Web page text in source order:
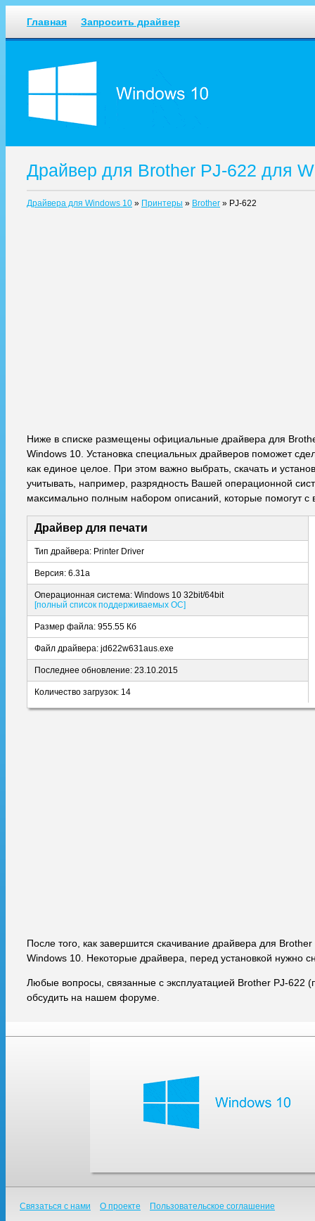
Главная Запросить драйвер
Драйвер для Brother PJ-622 для
Драйвера для Windows 10 » Принтеры » Brother » PJ-622
Ниже в списке размещены официальные драйвера для
Windows 10. Установка специальных драйверов поможет
как единое целое. При этом важно выбрать, скачать и
учитывать, например, разрядность Вашей операционной
максимально полным набором описаний, которые помогут с
Драйвер для печати
Тип драйвера: Printer Driver
Версия: 6.31a
Операционная система: Windows 10 32bit/64bit
[полный список поддерживаемых ОС]
Размер файла: 955.55 Кб
Файл драйвера: jd622w631aus.exe
Последнее обновление: 23.10.2015
Количество загрузок: 14
После того, как завершится скачивание драйвера для
Windows 10. Некоторые драйвера, перед установкой нужно
Любые вопросы, связанные с эксплуатацией Brother PJ-622
обсудить на нашем форуме.
Связаться с нами О проекте Пользовательское соглашение